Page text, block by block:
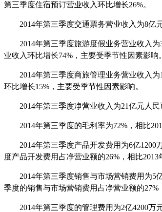
第三季度住宿预订营业收入环比增长26%。
2014年第三季度交通票务营业收入为8亿
2014年第三季度旅游度假业务营业收入为
业收入环比增长74% ，主要受季节性因素影响。
2014年第三季度商旅管理业务营业收入为1
环比增长15% ，主要受季节性因素影响。
2014年第三季度净营业收入为21亿元人民
2014年第三季度的毛利率为72% ，相比
2014年第三季度产品开发费用为6亿1200
度产品开发费用占净营业额的26% ，相比2013
2014年第三季度销售与市场营销费用为5
季度的销售与市场营销费用占净营业额的27%
2014年第三季度的管理费用为2亿4200万